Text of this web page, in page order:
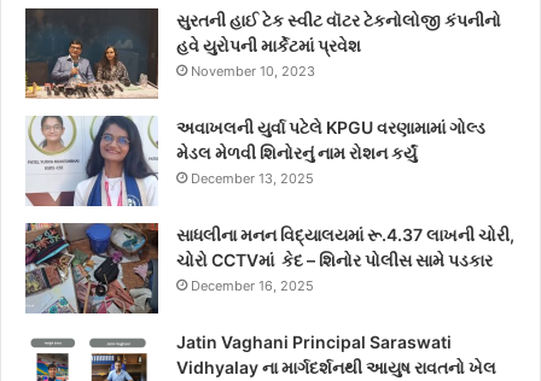
સુરતની હાઈ ટેક સ્વીટ વૉટર ટેકનોલોજી કંપનીનો
હવે યુરોપની માર્કેટમાં પ્રવેશ
November 10, 2023
અવાખલની યુર્વા પટેલે KPGU વરણામામાં ગોલ્ડ
મેડલ મેળવી શિનોરનું નામ રોશન કર્યું
December 13, 2025
સાધલીના મનન વિદ્યાલયમાં રૂ.4.37 લાખની ચોરી,
ચોરો CCTVમાં કેદ – શિનોર પોલીસ સામે પડકાર
December 16, 2025
Jatin Vaghani Principal Saraswati
Vidhyalay ના માર્ગદર્શનથી આયુષ રાવતનો ખેલ